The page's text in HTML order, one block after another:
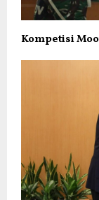
Kompetisi